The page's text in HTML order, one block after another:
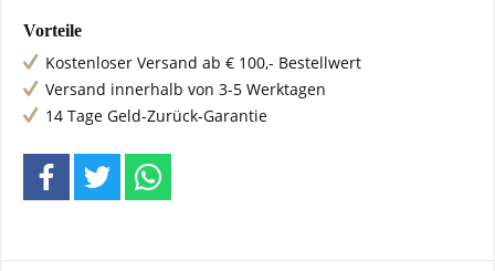
Vorteile
Kostenloser Versand ab € 100,- Bestellwert
Versand innerhalb von 3-5 Werktagen
14 Tage Geld-Zurück-Garantie